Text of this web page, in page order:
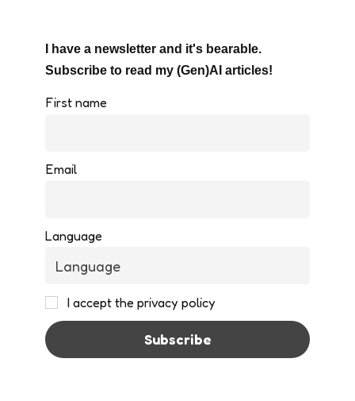
I have a newsletter and it's bearable.
Subscribe to read my (Gen)AI articles!
First name
Email
Language
I accept the privacy policy